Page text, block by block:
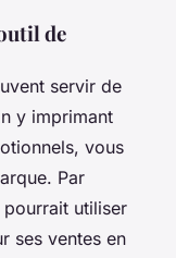
de
servir de
y imprimant
vous
Par
utiliser
ses ventes en